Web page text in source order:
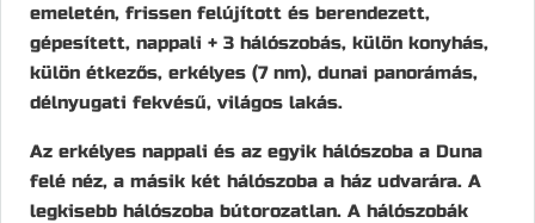
emeletén, frissen felújított és berendezett,
gépesített, nappali + 3 hálószobás, külön konyhás,
külön étkezős, erkélyes (7 nm), dunai panorámás,
délnyugati fekvésű, világos lakás.
Az erkélyes nappali és az egyik hálószoba a Duna
felé néz, a másik két hálószoba a ház udvarára. A
legkisebb hálószoba bútorozatlan. A hálószobák